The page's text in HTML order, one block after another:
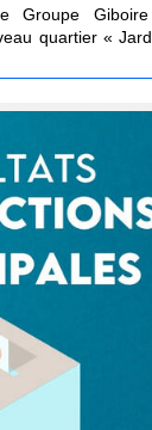
quartier «